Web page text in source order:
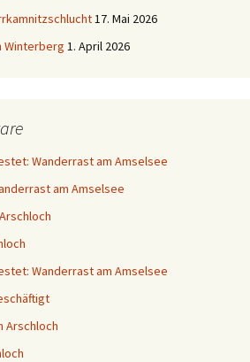
17. Mai 2026
Winterberg 1. April 2026
Wanderrast am Amselsee
am Amselsee
Wanderrast am Amselsee
Arschloch